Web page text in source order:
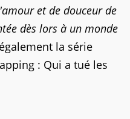
et de douceur de
dès lors à un monde
la série
: Qui a tué les